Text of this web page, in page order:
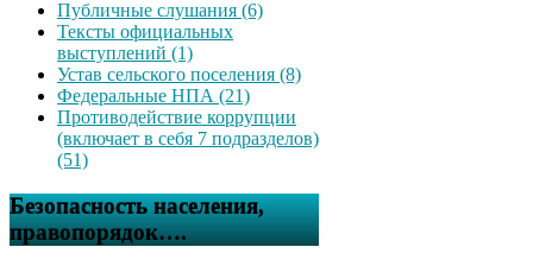
Публичные слушания (6)
Тексты официальных
выступлений (1)
Устав сельского поселения (8)
Федеральные НПА (21)
Противодействие коррупции
(включает в себя 7 подразделов)
(51)
Безопасность населения,
правопорядок….